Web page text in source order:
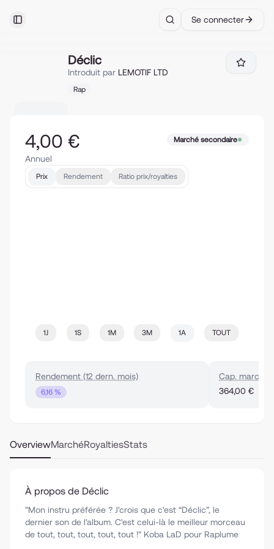
Toggle Sidebar Search
Se connecter
Déclic
Introduit par LEMOTIF LTD
Rap
4,00 €
Annuel
Marché secondaire
Prix Rendement Ratio prix/royalties
1J 1S 1M 3M 1A TOUT
Rendement (12 dern. mois)
6,16 %
Cap. marché
364,00 €
OverviewMarchéRoyaltiesStats
À propos de Déclic
"Mon instru préférée ? J'crois que c'est “Déclic”, le
dernier son de l'album. C'est celui-là le meilleur morceau
de tout, tout, tout, tout, tout !" Koba LaD pour Raplume